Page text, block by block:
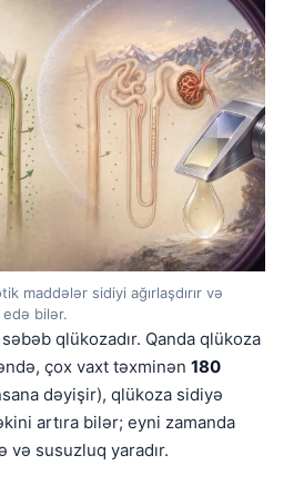
maddələr sidiyi ağırlaşdırır və
edə bilər.
qlükozadır. Qanda qlükoza
çox vaxt təxminən 180
dəyişir), qlükoza sidiyə
artıra bilər; eyni zamanda
susuzluq yaradır.